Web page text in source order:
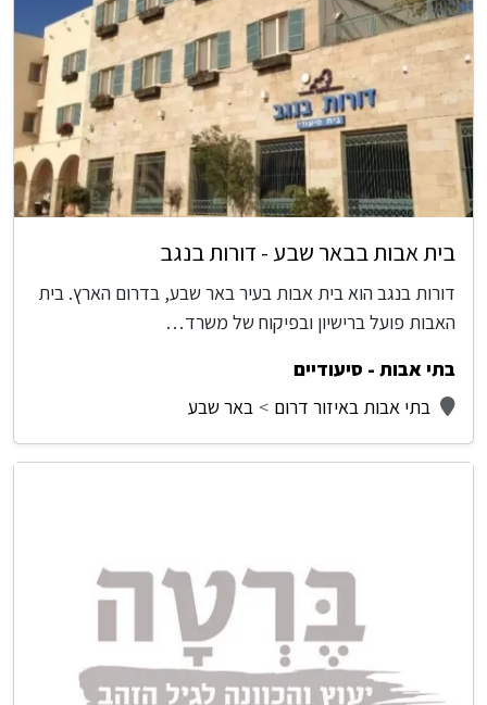
בית אבות בבאר שבע - דורות בנגב
דורות בנגב הוא בית אבות בעיר באר שבע, בדרום הארץ. בית
האבות פועל ברישיון ובפיקוח של משרד…
בתי אבות - סיעודיים
בתי אבות באיזור דרום
באר שבע